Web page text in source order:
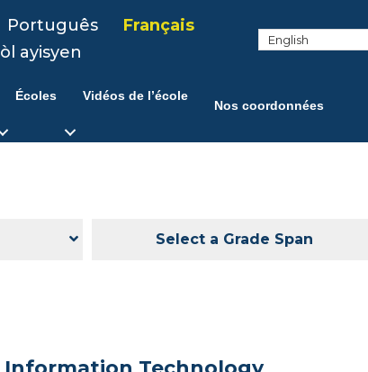
Português
Français
ayisyen
Écoles Vidéos de l’école
Nos coordonnées
Select a Grade Span